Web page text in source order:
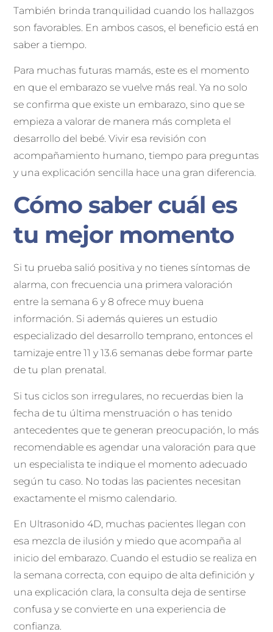
También brinda tranquilidad cuando los hallazgos
son favorables. En ambos casos, el beneficio está en
saber a tiempo.
Para muchas futuras mamás, este es el momento
en que el embarazo se vuelve más real. Ya no solo
se confirma que existe un embarazo, sino que se
empieza a valorar de manera más completa el
desarrollo del bebé. Vivir esa revisión con
acompañamiento humano, tiempo para preguntas
y una explicación sencilla hace una gran diferencia.
Cómo saber cuál es
tu mejor momento
Si tu prueba salió positiva y no tienes síntomas de
alarma, con frecuencia una primera valoración
entre la semana 6 y 8 ofrece muy buena
información. Si además quieres un estudio
especializado del desarrollo temprano, entonces el
tamizaje entre 11 y 13.6 semanas debe formar parte
de tu plan prenatal.
Si tus ciclos son irregulares, no recuerdas bien la
fecha de tu última menstruación o has tenido
antecedentes que te generan preocupación, lo más
recomendable es agendar una valoración para que
un especialista te indique el momento adecuado
según tu caso. No todas las pacientes necesitan
exactamente el mismo calendario.
En Ultrasonido 4D, muchas pacientes llegan con
esa mezcla de ilusión y miedo que acompaña al
inicio del embarazo. Cuando el estudio se realiza en
la semana correcta, con equipo de alta definición y
una explicación clara, la consulta deja de sentirse
confusa y se convierte en una experiencia de
confianza.